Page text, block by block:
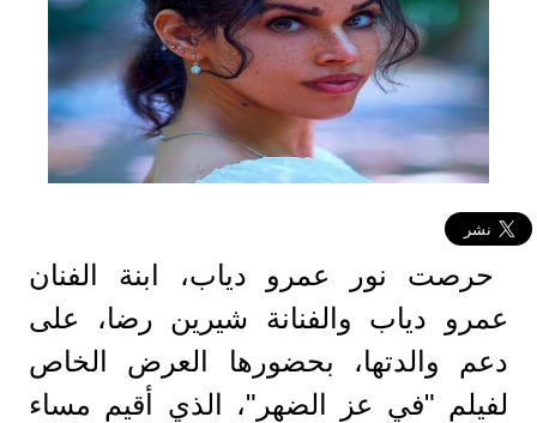
حرصت نور عمرو دياب، ابنة الفنان
عمرو دياب والفنانة شيرين رضا، على
دعم والدتها، بحضورها العرض الخاص
لفيلم "في عز الضهر"، الذي أقيم مساء